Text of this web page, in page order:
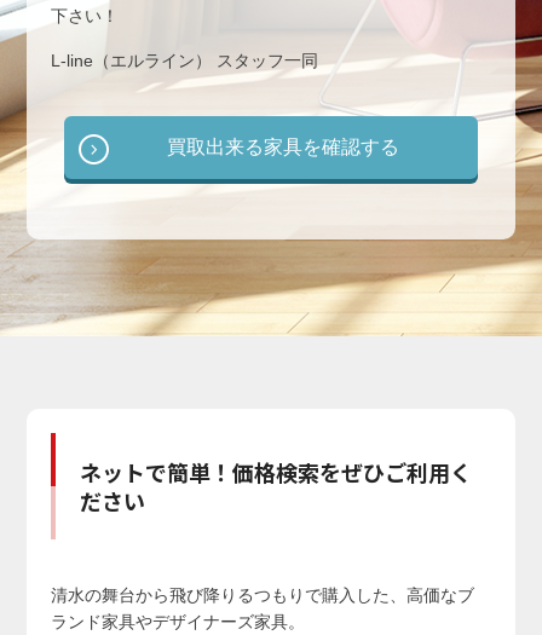
下さい！
L-line（エルライン） スタッフ一同
買取出来る家具を確認する
ネットで簡単！価格検索をぜひご利用く
ださい
清水の舞台から飛び降りるつもりで購入した、高価なブ
ランド家具やデザイナーズ家具。